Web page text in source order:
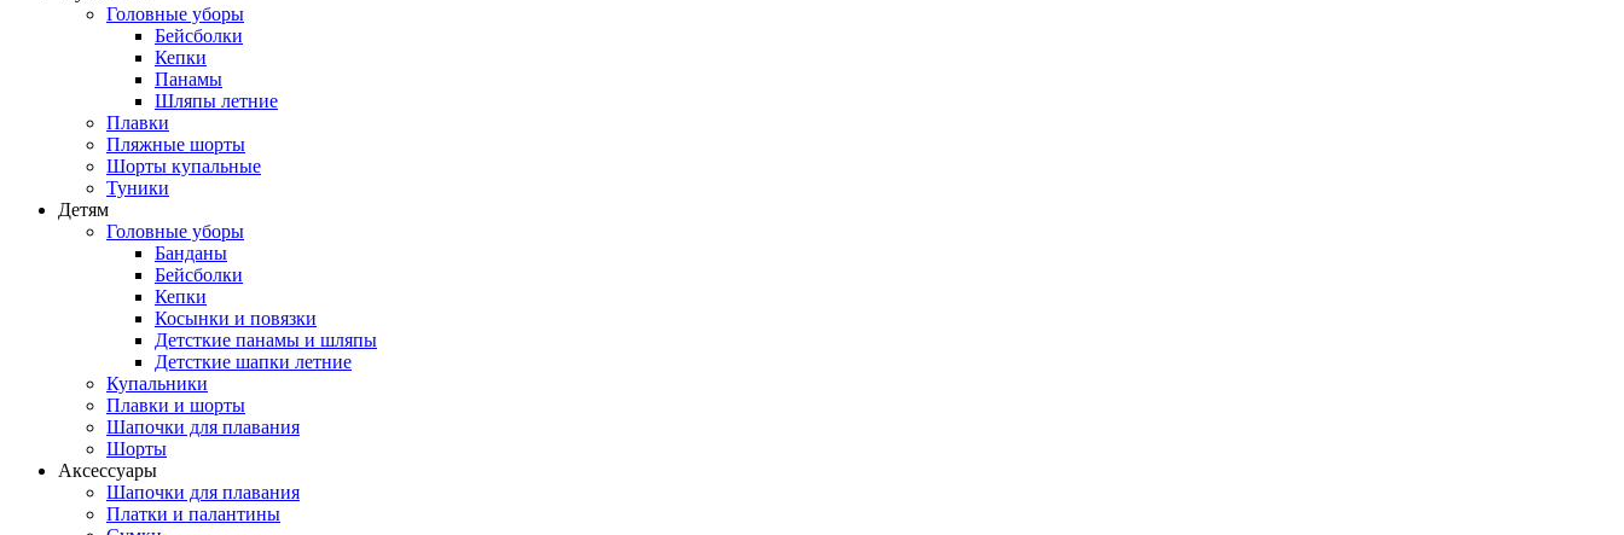
Головные уборы
Бейсболки
Кепки
Панамы
Шляпы летние
Плавки
Пляжные шорты
Шорты купальные
Туники
Детям
Головные уборы
Банданы
Бейсболки
Кепки
Косынки и повязки
Детсткие панамы и шляпы
Детсткие шапки летние
Купальники
Плавки и шорты
Шапочки для плавания
Шорты
Аксессуары
Шапочки для плавания
Платки и палантины